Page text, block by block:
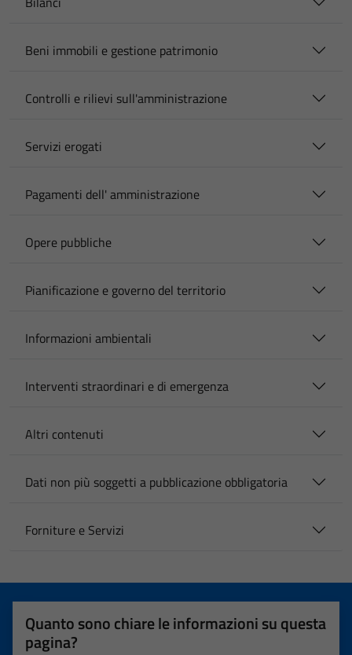
Beni immobili e gestione patrimonio
Controlli e rilievi sull'amministrazione
Servizi erogati
Pagamenti dell' amministrazione
Opere pubbliche
Pianificazione e governo del territorio
Informazioni ambientali
Interventi straordinari e di emergenza
Altri contenuti
Dati non più soggetti a pubblicazione obbligatoria
Forniture e Servizi
Quanto sono chiare le informazioni su questa
pagina?